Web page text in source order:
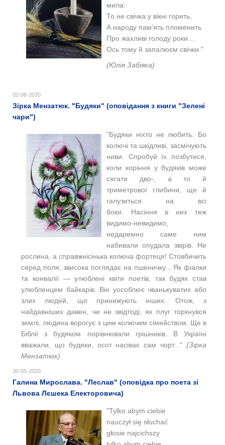
мила:
То не свічка у вікні горить,
А народу пам'ять пломенить
Про жахливі голоду роки…
Ось тому й запалюєм свічки."
(Юлія Забіяка)
02-06-2020
Зірка Мензатюк. "Будяки" (оповідання з книги "Зелені
чари")
"Будяки ніхто не любить. Бо
колючі та шкідливі, засмічують
ниви. Спробуй їх позбутися,
коли коріння у будяків може
сягати дво-, а то й
триметрової глибини, ще й
галузиться на всі
боки. Насіння в них теж
видимо-невидимо,
недаремно саме ним
набивали опудала звірів. Не
рослина, а справжнісінька колюча фортеця! Стовбичить
серед поля, звисока поглядає на пшеничку... Як фіалки
та конвалії — улюблені квіти поетів, так будяк став
улюбленцем байкарів. Він уособлює чванькуватих або
злих людей, що принижують інших. Отож, з
найдавніших давен, чи не звідтоді, як плуг торкнувся
землі, людина ворогує з цим колючим сімейством. Ще в
Біблії з будяком порівнювали грішників. В Україні
вважали, що будяки, осот насіває сам чорт..." (Зірка
Мензатюк)
30-05-2020
Галина Мирослава. "Леслав" (оповідка про поета зі
Львова Лєшека Електоровича)
"Tylko abym ciebie
nauczył się słuchać
głosie najcichszy